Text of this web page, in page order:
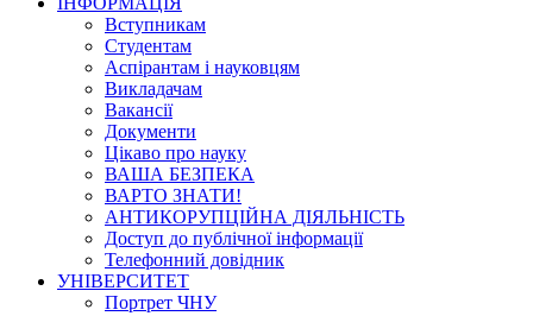
Вступникам
Студентам
Аспірантам і науковцям
Викладачам
Вакансії
Документи
Цікаво про науку
ВАША БЕЗПЕКА
ВАРТО ЗНАТИ!
АНТИКОРУПЦІЙНА ДІЯЛЬНІСТЬ
Доступ до публічної інформації
Телефонний довідник
УНІВЕРСИТЕТ
Портрет ЧНУ